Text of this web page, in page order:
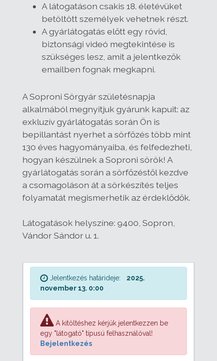
A látogatáson csakis 18. életévüket
betöltött személyek vehetnek részt.
A gyárlátogatás előtt egy rövid,
biztonsági videó megtekintése is
szükséges lesz, amit a jelentkezők
emailben fognak megkapni.
A Soproni Sörgyár születésnapja
alkalmából megnyitjuk gyárunk kapuit: az
exkluzív gyárlátogatás során Ön is
bepillantást nyerhet a sörfőzés több mint
130 éves hagyományaiba, és felfedezheti,
hogyan készülnek a Soproni sörök! A
gyárlátogatás során a sörfőzéstől kezdve
a csomagoláson át a sörkészítés teljes
folyamatát megismerhetik az érdeklődők.
Látogatások helyszíne: 9400, Sopron,
Vándor Sándor u. 1.
Jelentkezés határideje:
2025.
november 13. 0:00
A kitöltéshez kérjük jelentkezzen be
egy "látogató" típusú felhasználóval!
Bejelentkezés